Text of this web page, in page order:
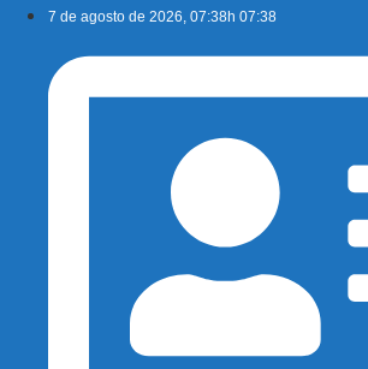
conteúdo
7 de agosto de 2026, 07:38h 07:38